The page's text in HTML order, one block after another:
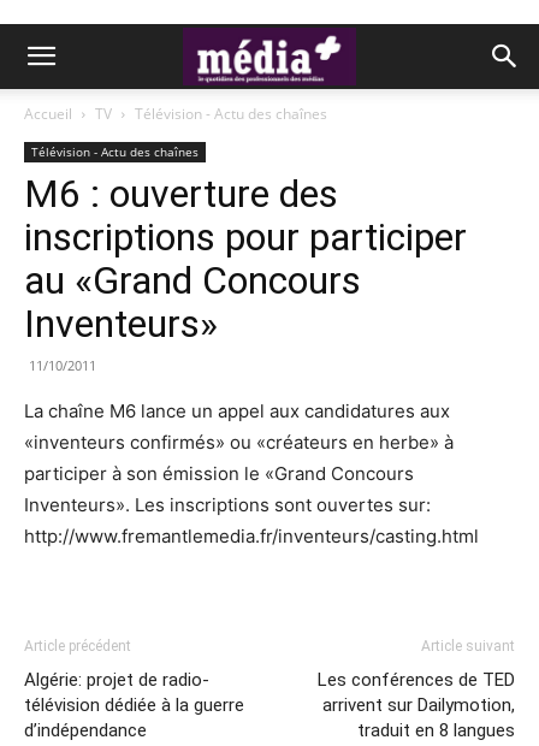
Accueil TV Télévision - Actu des chaînes
Télévision - Actu des chaînes
M6 : ouverture des
inscriptions pour participer
au «Grand Concours
Inventeurs»
11/10/2011
La chaîne M6 lance un appel aux candidatures aux
«inventeurs confirmés» ou «créateurs en herbe» à
participer à son émission le «Grand Concours
Inventeurs». Les inscriptions sont ouvertes sur:
http://www.fremantlemedia.fr/inventeurs/casting.html
Article précédent
Algérie: projet de radio-
télévision dédiée à la guerre
d’indépendance
Article suivant
Les conférences de TED
arrivent sur Dailymotion,
traduit en 8 langues